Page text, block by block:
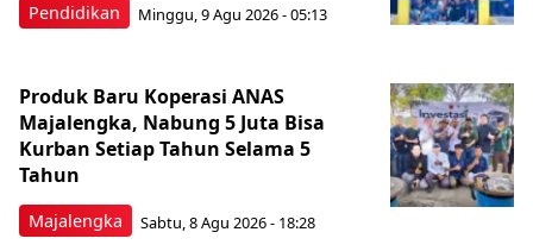
Pendidikan Minggu, 9 Agu 2026 - 05:13
Majalengka
Produk Baru Koperasi ANAS
Majalengka, Nabung 5 Juta Bisa
Kurban Setiap Tahun Selama 5
Tahun
Sabtu, 8 Agu 2026 - 18:28